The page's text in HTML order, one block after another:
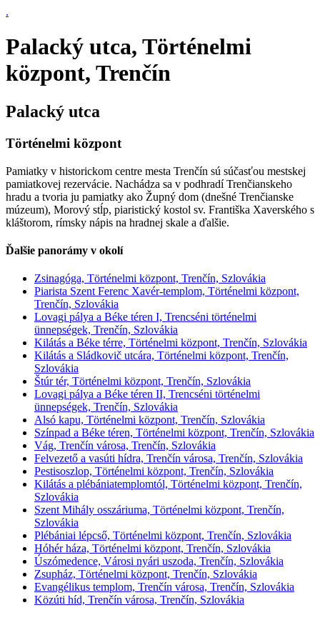
.
Palacký utca, Történelmi
központ, Trenčín
Palacký utca
Történelmi központ
Pamiatky v historickom centre mesta Trenčín sú súčasťou mestskej
pamiatkovej rezervácie. Nachádza sa v podhradí Trenčianskeho
hradu a tvoria ju pamiatky ako Župný dom (dnešné Trenčianske
múzeum), Morový stĺp, piaristický kostol sv. Františka Xaverského s
kláštorom, rímsky nápis na hradnej skale a ďalšie.
Ďalšie panorámy v okolí
Zsinagóga, Történelmi központ, Trenčín, Szlovákia
Piarista Szent Ferenc Xavér-templom, Történelmi központ,
Trenčín, Szlovákia
Lovagi pálya a Béke téren I, Trencséni történelmi
ünnepségek, Trenčín, Szlovákia
Kilátás a Béke térre, Történelmi központ, Trenčín, Szlovákia
Kilátás a Sládkovič utcára, Történelmi központ, Trenčín,
Szlovákia
Štúr tér, Történelmi központ, Trenčín, Szlovákia
Lovagi pálya a Béke téren II, Trencséni történelmi
ünnepségek, Trenčín, Szlovákia
Alsó kapu, Történelmi központ, Trenčín, Szlovákia
Színpad a Béke téren, Történelmi központ, Trenčín, Szlovákia
Vág, Trenčín városa, Trenčín, Szlovákia
Felvezető a vasúti hídra, Trenčín városa, Trenčín, Szlovákia
Pestisoszlop, Történelmi központ, Trenčín, Szlovákia
Kilátás a plébániatemplomtól, Történelmi központ, Trenčín,
Szlovákia
Szent Mihály osszáriuma, Történelmi központ, Trenčín,
Szlovákia
Plébániai lépcső, Történelmi központ, Trenčín, Szlovákia
Hóhér háza, Történelmi központ, Trenčín, Szlovákia
Úszómedence, Városi nyári uszoda, Trenčín, Szlovákia
Zsupház, Történelmi központ, Trenčín, Szlovákia
Evangélikus templom, Trenčín városa, Trenčín, Szlovákia
Közúti híd, Trenčín városa, Trenčín, Szlovákia